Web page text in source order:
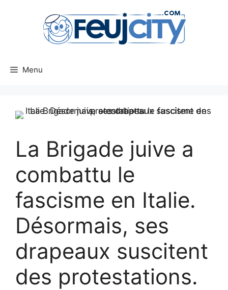
Menu
La Brigade juive a
combattu le
fascisme en Italie.
Désormais, ses
drapeaux suscitent
des protestations.